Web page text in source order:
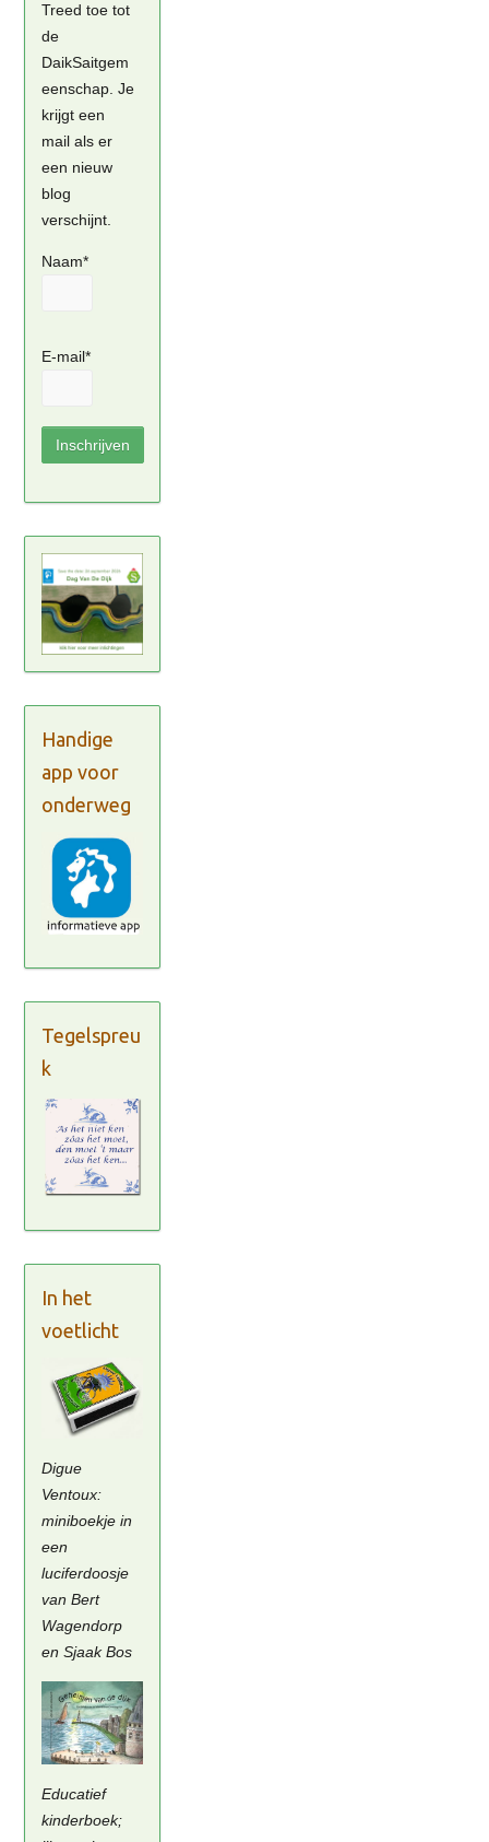
Treed toe tot
de
DaikSaitgem
eenschap. Je
krijgt een
mail als er
een nieuw
blog
verschijnt.
Naam*
E-mail*
Handige
app voor
onderweg
Tegelspreu
k
In het
voetlicht
Digue
Ventoux:
miniboekje in
een
luciferdoosje
van Bert
Wagendorp
en Sjaak Bos
Educatief
kinderboek;